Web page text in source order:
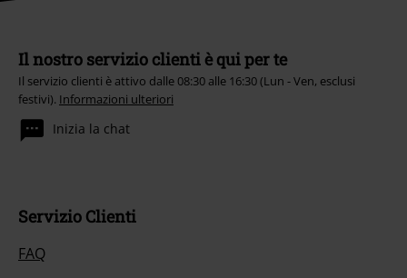
Il nostro servizio clienti è qui per te
Il servizio clienti è attivo dalle 08:30 alle 16:30 (Lun - Ven, esclusi
festivi). Informazioni ulteriori
Inizia la chat
Servizio Clienti
FAQ